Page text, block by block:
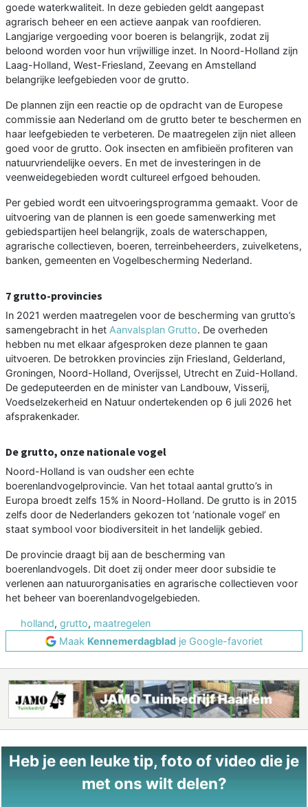
goede waterkwaliteit. In deze gebieden geldt aangepast
agrarisch beheer en een actieve aanpak van roofdieren.
Langjarige vergoeding voor boeren is belangrijk, zodat zij
beloond worden voor hun vrijwillige inzet. In Noord-Holland zijn
Laag-Holland, West-Friesland, Zeevang en Amstelland
belangrijke leefgebieden voor de grutto.
De plannen zijn een reactie op de opdracht van de Europese
commissie aan Nederland om de grutto beter te beschermen en
haar leefgebieden te verbeteren. De maatregelen zijn niet alleen
goed voor de grutto. Ook insecten en amfibieën profiteren van
natuurvriendelijke oevers. En met de investeringen in de
veenweidegebieden wordt cultureel erfgoed behouden.
Per gebied wordt een uitvoeringsprogramma gemaakt. Voor de
uitvoering van de plannen is een goede samenwerking met
gebiedspartijen heel belangrijk, zoals de waterschappen,
agrarische collectieven, boeren, terreinbeheerders, zuivelketens,
banken, gemeenten en Vogelbescherming Nederland.
7 grutto-provincies
In 2021 werden maatregelen voor de bescherming van grutto’s
samengebracht in het Aanvalsplan Grutto. De overheden
hebben nu met elkaar afgesproken deze plannen te gaan
uitvoeren. De betrokken provincies zijn Friesland, Gelderland,
Groningen, Noord-Holland, Overijssel, Utrecht en Zuid-Holland.
De gedeputeerden en de minister van Landbouw, Visserij,
Voedselzekerheid en Natuur ondertekenden op 6 juli 2026 het
afsprakenkader.
De grutto, onze nationale vogel
Noord-Holland is van oudsher een echte
boerenlandvogelprovincie. Van het totaal aantal grutto’s in
Europa broedt zelfs 15% in Noord-Holland. De grutto is in 2015
zelfs door de Nederlanders gekozen tot ‘nationale vogel’ en
staat symbool voor biodiversiteit in het landelijk gebied.
De provincie draagt bij aan de bescherming van
boerenlandvogels. Dit doet zij onder meer door subsidie te
verlenen aan natuurorganisaties en agrarische collectieven voor
het beheer van boerenlandvogelgebieden.
holland, grutto, maatregelen
Maak Kennemerdagblad je Google-favoriet
Heb je een leuke tip, foto of video die je
met ons wilt delen?